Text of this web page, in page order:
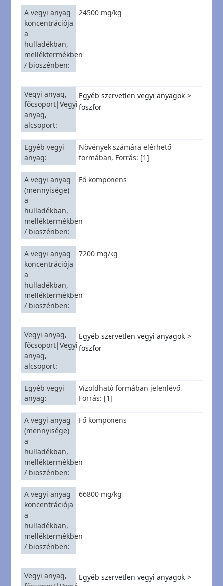
A vegyi anyag
koncentrációja
a
hulladékban,
melléktermékben
/ bioszénben
24500 mg/kg
Vegyi anyag,
főcsoport|Vegyi
anyag,
alcsoport
Egyéb szervetlen vegyi anyagok
foszfor
Egyéb vegyi
anyag
Növények számára elérhető
formában, Forrás: [1]
A vegyi anyag
(mennyisége)
a
hulladékban,
melléktermékben
/ bioszénben
Fő komponens
A vegyi anyag
koncentrációja
a
hulladékban,
melléktermékben
/ bioszénben
7200 mg/kg
Vegyi anyag,
főcsoport|Vegyi
anyag,
alcsoport
Egyéb szervetlen vegyi anyagok
foszfor
Egyéb vegyi
anyag
Vízoldható formában jelenlévő,
Forrás: [1]
A vegyi anyag
(mennyisége)
a
hulladékban,
melléktermékben
/ bioszénben
Fő komponens
A vegyi anyag
koncentrációja
a
hulladékban,
melléktermékben
/ bioszénben
66800 mg/kg
Vegyi anyag,
Egyéb szervetlen vegyi anyagok